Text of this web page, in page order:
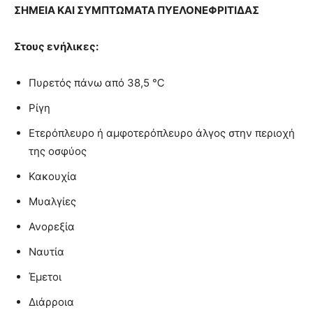
ΣΗΜΕΙΑ ΚΑΙ ΣΥΜΠΤΩΜΑΤΑ ΠΥΕΛΟΝΕΦΡΙΤΙΔΑΣ
Στους ενήλικες:
Πυρετός πάνω από 38,5 ℃
Ρίγη
Ετερόπλευρο ή αμφοτερόπλευρο άλγος στην περιοχή
της οσφύος
Κακουχία
Μυαλγίες
Ανορεξία
Ναυτία
Έμετοι
Διάρροια